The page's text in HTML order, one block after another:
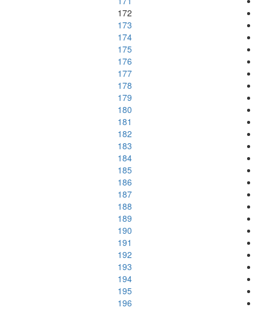
172
173
174
175
176
177
178
179
180
181
182
183
184
185
186
187
188
189
190
191
192
193
194
195
196